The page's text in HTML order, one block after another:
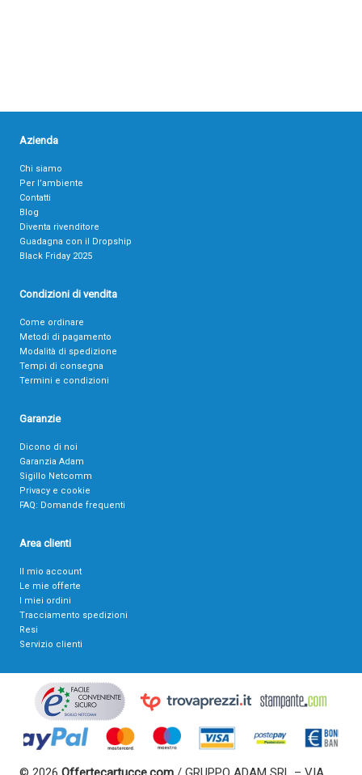
Azienda
Chi siamo
Per l’ambiente
Contatti
Blog
Diventa rivenditore
Guadagna con il Dropship
Black Friday 2025
Condizioni di vendita
Come ordinare
Metodi di pagamento
Modalità di spedizione
Tempi di consegna
Termini e condizioni
Garanzie
Dicono di noi
Garanzia Adam
Sigillo Netcomm
Privacy e cookie
FAQ: Domande frequenti
Area clienti
Il mio account
Le mie offerte
I miei ordini
Tracciamento spedizioni
Resi
Servizio clienti